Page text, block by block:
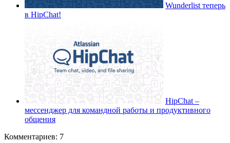
Wunderlist теперь
в HipChat!
HipChat –
мессенджер для командной работы и продуктивного
общения
Комментариев: 7